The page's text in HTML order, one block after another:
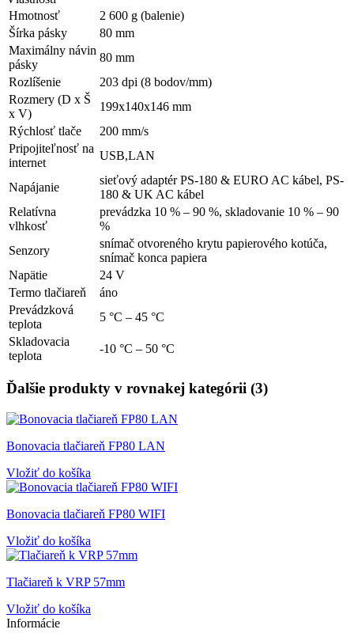
Hmotnosť
2 600 g (balenie)
Šírka pásky
80 mm
Maximálny návin
pásky
80 mm
Rozlíšenie
203 dpi (8 bodov/mm)
Rozmery (D x Š
x V)
199x140x146 mm
Rýchlosť tlače
200 mm/s
Pripojiteľnosť na
internet
USB,LAN
Napájanie
sieťový adaptér PS-180 & EURO AC kábel, PS-
180 & UK AC kábel
Relatívna
vlhkosť
prevádzka 10 % – 90 %, skladovanie 10 % – 90
%
Senzory
snímač otvoreného krytu papierového kotúča,
snímač konca papiera
Napätie
24 V
Termo tlačiareň
áno
Prevádzková
teplota
5 °C – 45 °C
Skladovacia
teplota
-10 °C – 50 °C
Ďalšie produkty v rovnakej kategórii (3)
Bonovacia tlačiareň FP80 LAN
Vložiť do košíka
Bonovacia tlačiareň FP80 WIFI
Vložiť do košíka
Tlačiareň k VRP 57mm
Vložiť do košíka
Informácie